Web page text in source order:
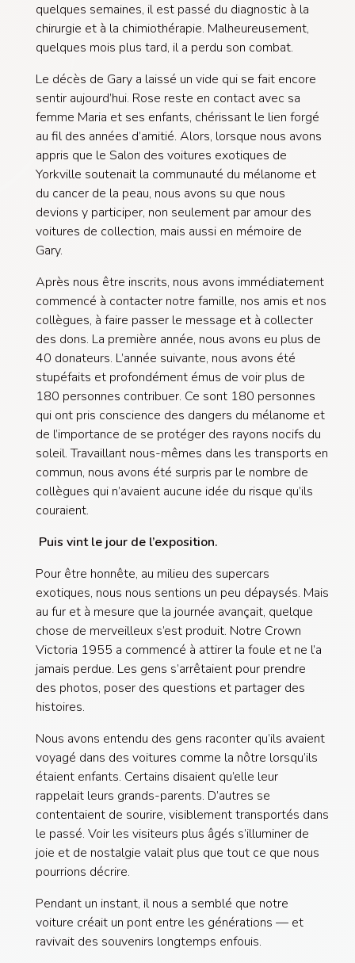
quelques semaines, il est passé du diagnostic à la
chirurgie et à la chimiothérapie. Malheureusement,
quelques mois plus tard, il a perdu son combat.
Le décès de Gary a laissé un vide qui se fait encore
sentir aujourd’hui. Rose reste en contact avec sa
femme Maria et ses enfants, chérissant le lien forgé
au fil des années d’amitié. Alors, lorsque nous avons
appris que le Salon des voitures exotiques de
Yorkville soutenait la communauté du mélanome et
du cancer de la peau, nous avons su que nous
devions y participer, non seulement par amour des
voitures de collection, mais aussi en mémoire de
Gary.
Après nous être inscrits, nous avons immédiatement
commencé à contacter notre famille, nos amis et nos
collègues, à faire passer le message et à collecter
des dons. La première année, nous avons eu plus de
40 donateurs. L’année suivante, nous avons été
stupéfaits et profondément émus de voir plus de
180 personnes contribuer. Ce sont 180 personnes
qui ont pris conscience des dangers du mélanome et
de l’importance de se protéger des rayons nocifs du
soleil. Travaillant nous-mêmes dans les transports en
commun, nous avons été surpris par le nombre de
collègues qui n’avaient aucune idée du risque qu’ils
couraient.
Puis vint le jour de l’exposition.
Pour être honnête, au milieu des supercars
exotiques, nous nous sentions un peu dépaysés. Mais
au fur et à mesure que la journée avançait, quelque
chose de merveilleux s’est produit. Notre Crown
Victoria 1955 a commencé à attirer la foule et ne l’a
jamais perdue. Les gens s’arrêtaient pour prendre
des photos, poser des questions et partager des
histoires.
Nous avons entendu des gens raconter qu’ils avaient
voyagé dans des voitures comme la nôtre lorsqu’ils
étaient enfants. Certains disaient qu’elle leur
rappelait leurs grands-parents. D’autres se
contentaient de sourire, visiblement transportés dans
le passé. Voir les visiteurs plus âgés s’illuminer de
joie et de nostalgie valait plus que tout ce que nous
pourrions décrire.
Pendant un instant, il nous a semblé que notre
voiture créait un pont entre les générations — et
ravivait des souvenirs longtemps enfouis.